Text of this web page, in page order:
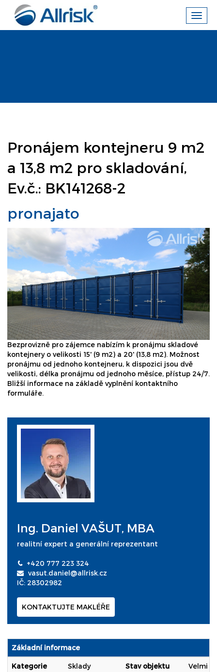
Pronájem kontejneru 9 m2
a 13,8 m2 pro skladování,
Ev.č.: BK141268-2
pronajato
Bezprovizně pro zájemce nabízím k pronájmu skladové
kontejnery o velikosti 15' (9 m2) a 20' (13,8 m2). Možnost
pronájmu od jednoho kontejneru, k dispozici jsou dvě
velikosti, délka pronájmu od jednoho měsíce, přístup 24/7.
Bližší informace na základě vyplnění kontaktního
formuláře.
Ing. Daniel VAŠUT, MBA
realitní expert a generální reprezentant
+420 777 223 324
vasut.daniel@allrisk.cz
IČ: 28302982
KONTAKTUJTE MAKLÉŘE
Základní informace
Kategorie Sklady Stav objektu Velmi